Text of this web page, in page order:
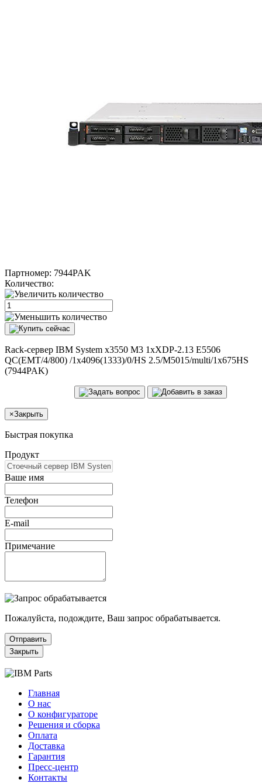
Партномер: 7944PAK
Количество:
Rack-сервер IBM System x3550 M3 1xXDP-2.13 E5506
QC(EMT/4/800) /1x4096(1333)/0/HS 2.5/M5015/multi/1x675HS
(7944PAK)
×Закрыть
Быстрая покупка
Продукт
Ваше имя
Телефон
E-mail
Примечание
Пожалуйста, подождите, Ваш запрос обрабатывается.
Отправить
Закрыть
Главная
О нас
О конфигураторе
Решения и сборка
Оплата
Доставка
Гарантия
Пресс-центр
Контакты